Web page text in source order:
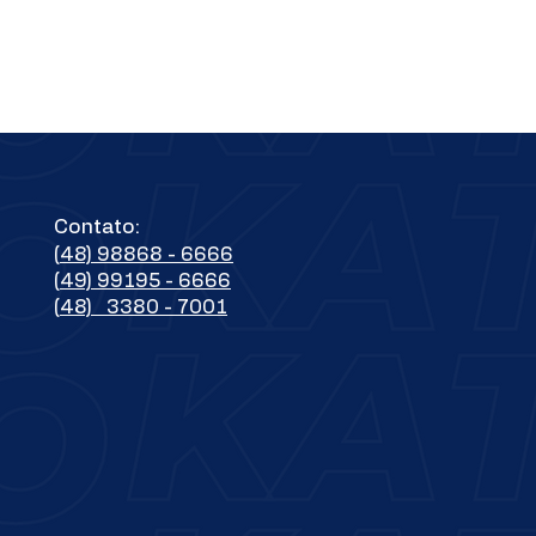
Contato:
(48) 98868 - 6666
(49) 99195 - 6666
(48) 3380 - 7001